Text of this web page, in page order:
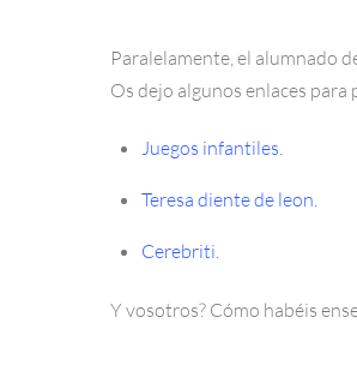
Paralelamente, el alumnado
Os dejo algunos enlaces para
Juegos infantiles.
Teresa diente de leon.
Cerebriti.
Y vosotros? Cómo habéis